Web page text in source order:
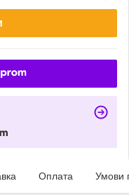
Оплата Умови